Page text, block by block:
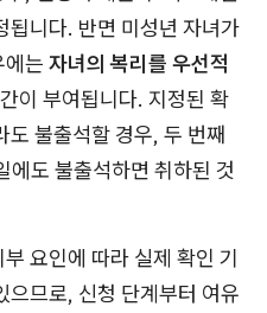
됩니다. 반면 미성년 자녀가
에는 자녀의 복리를 우선적
이 부여됩니다. 지정된 확
도 불출석할 경우, 두 번째
에도 불출석하면 취하된 것
요인에 따라 실제 확인 기
으므로, 신청 단계부터 여유